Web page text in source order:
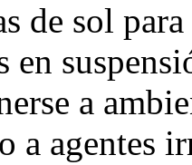
de sol
en
a
a agentes